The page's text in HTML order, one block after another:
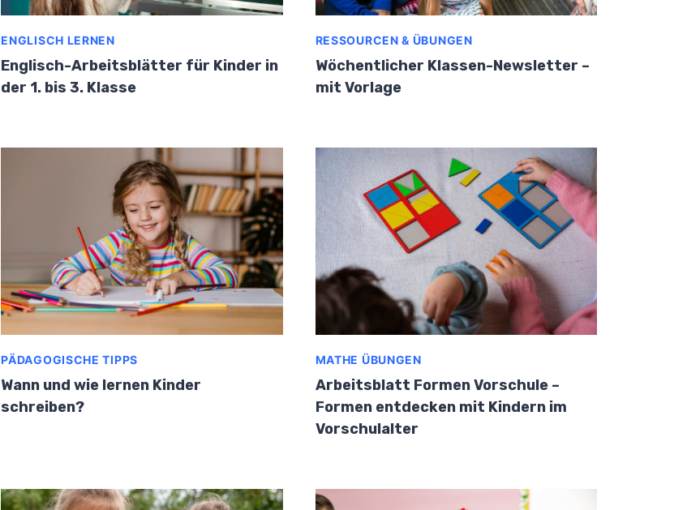
ENGLISCH LERNEN
Englisch-Arbeitsblätter für Kinder in
der 1. bis 3. Klasse
RESSOURCEN & ÜBUNGEN
Wöchentlicher Klassen-Newsletter –
mit Vorlage
PÄDAGOGISCHE TIPPS
Wann und wie lernen Kinder
schreiben?
MATHE ÜBUNGEN
Arbeitsblatt Formen Vorschule –
Formen entdecken mit Kindern im
Vorschulalter